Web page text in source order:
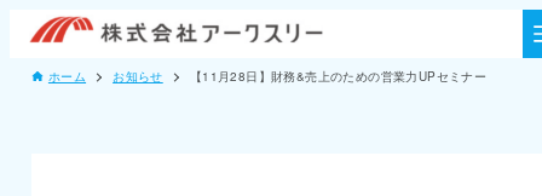
ホーム お知らせ 【11月28日】財務&売上のための営業力UPセミナー